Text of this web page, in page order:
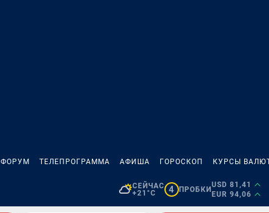
ФОРУМ ТЕЛЕПРОГРАММА АФИША ГОРОСКОП КУРСЫ
СЕЙЧАС
+21°C
4 ПРОБКИ
USD 81,41
EUR 94,06